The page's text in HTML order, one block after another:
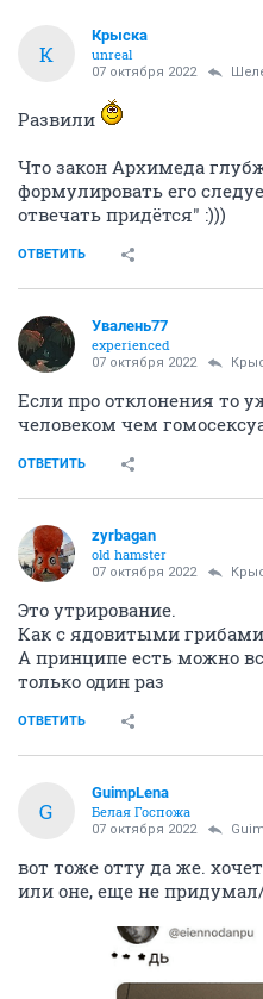
К
Крыска
unreal
07 октября 2022
Развили
Что закон Архимеда
формулировать его
отвечать придётся" :)))
ОТВЕТИТЬ
Увалень77
experienced
07 октября 2022
Если про отклонения то
человеком чем
ОТВЕТИТЬ
zyrbagan
old hamster
07 октября 2022
Это утрирование.
Как с ядовитыми грибами
А принципе есть можно
только один раз
ОТВЕТИТЬ
G
GuimpLena
Белая Госпожа
07 октября 2022
вот тоже отту да же.
или оне, еще не